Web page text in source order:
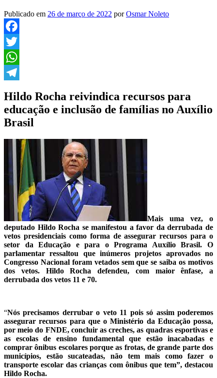
Publicado em 26 de março de 2022 porOsmar Noleto
Facebook
Twitter
WhatsApp
Hildo Rocha reivindica recursos para
educação e inclusão de famílias no Auxílio
Brasil
Mais uma vez, o
deputado Hildo Rocha se manifestou a favor da derrubada de
vetos presidenciais como forma de assegurar recursos para o
setor da Educação e para o Programa Auxílio Brasil. O
parlamentar ressaltou que inúmeros projetos aprovados no
Congresso Nacional foram vetados sem que se saiba os motivos
dos vetos. Hildo Rocha defendeu, com maior ênfase, a
derrubada dos vetos 11 e 70.
“Nós precisamos derrubar o veto 11 pois só assim poderemos
assegurar recursos para que o Ministério da Educação possa,
por meio do FNDE, concluir as creches, as quadras esportivas e
as escolas de ensino fundamental que estão inacabadas e
comprar ônibus escolares porque as frotas, de grande parte dos
municípios, estão sucateadas, não tem mais como fazer o
transporte escolar das crianças com ônibus que tem”, destacou
Hildo Rocha.